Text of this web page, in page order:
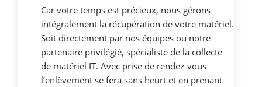
Car votre temps est précieux, nous gérons
intégralement la récupération de votre matériel.
Soit directement par nos équipes ou notre
partenaire privilégié, spécialiste de la collecte
de matériel IT. Avec prise de rendez-vous
l’enlèvement se fera sans heurt et en prenant